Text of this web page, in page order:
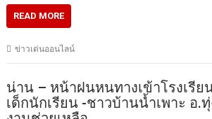
READ MORE
ข่าวเด่นออนไลน์
น่าน – หน้าฝนหนทางเข้าโรงเรีย
เด็กนักเรียน -ชาวบ้านน้ำเพาะ อ.